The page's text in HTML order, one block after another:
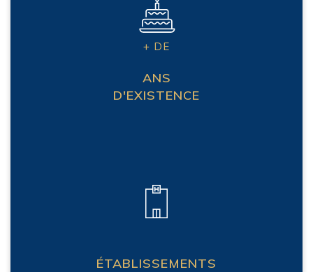
+ DE
ANS
D'EXISTENCE
ÉTABLISSEMENTS